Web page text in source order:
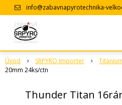
info@zabavnapyrotechnika-
Úvod SRPYRO Importer
20mm 24ks/ctn
Thunder Titan